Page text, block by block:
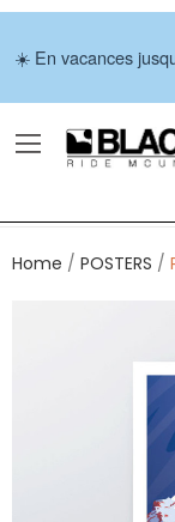
☀️ En vacances
Home POSTERS